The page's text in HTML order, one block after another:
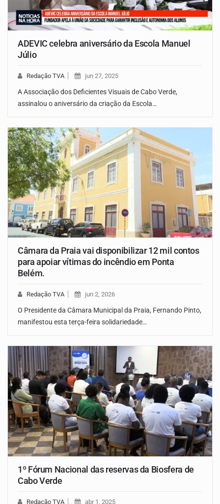
ADEVIC celebra aniversário da Escola Manuel
Júlio
Redação TVA jun 27, 2025
A Associação dos Deficientes Visuais de Cabo Verde,
assinalou o aniversário da criação da Escola…
Câmara da Praia vai disponibilizar 12 mil contos
para apoiar vítimas do incêndio em Ponta
Belém.
Redação TVA jun 2, 2026
O Presidente da Câmara Municipal da Praia, Fernando Pinto,
manifestou esta terça-feira solidariedade…
1º Fórum Nacional das reservas da Biosfera de
Cabo Verde
Redação TVA abr 1, 2025